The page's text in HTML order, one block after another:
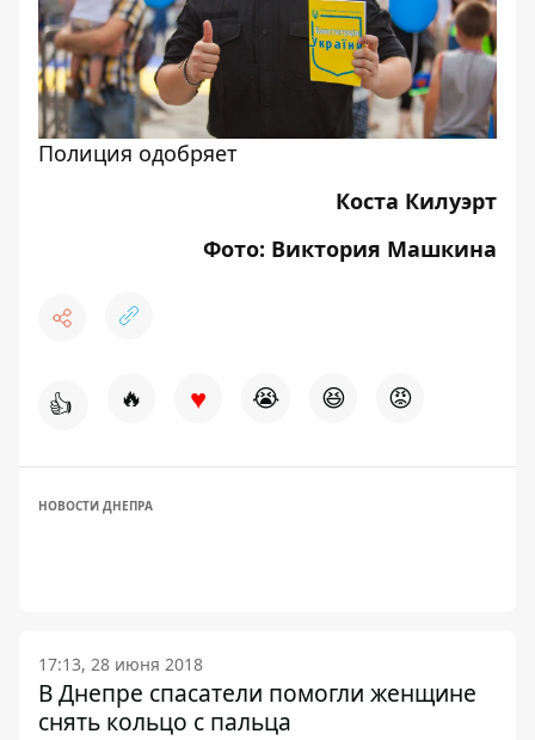
Полиция одобряет
Коста Килуэрт
Фото: Виктория Машкина
👍 🔥 ♥ 😭 😆 😡
НОВОСТИ ДНЕПРА
17:13, 28 июня 2018
В Днепре спасатели помогли женщине
снять кольцо с пальца